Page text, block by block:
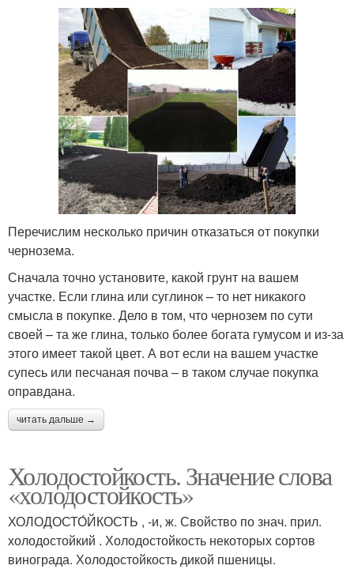
Перечислим несколько причин отказаться от покупки
чернозема.
Сначала точно установите, какой грунт на вашем
участке. Если глина или суглинок – то нет никакого
смысла в покупке. Дело в том, что чернозем по сути
своей – та же глина, только более богата гумусом и из-за
этого имеет такой цвет. А вот если на вашем участке
супесь или песчаная почва – в таком случае покупка
оправдана.
читать дальше →
Холодостойкость. Значение слова
«холодостойкость»
ХОЛОДОСТО́ЙКОСТЬ , -и, ж. Свойство по знач. прил.
холодостойкий . Холодостойкость некоторых сортов
винограда. Холодостойкость дикой пшеницы.